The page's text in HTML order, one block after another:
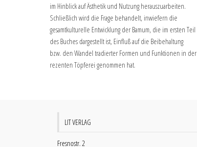
im Hinblick auf Ästhetik und Nutzung herauszuarbeiten.
Schließlich wird die Frage behandelt, inwiefern die
gesamtkulturelle Entwicklung der Bamum, die im ersten Teil
des Buches dargestellt ist, Einfluß auf die Beibehaltung
bzw. den Wandel tradierter Formen und Funktionen in der
rezenten Töpferei genommen hat.
LIT VERLAG
Fresnostr. 2